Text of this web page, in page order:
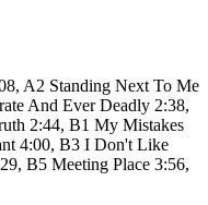
A2 Standing Next To Me
And Ever Deadly 2:38,
2:44, B1 My Mistakes
4:00, B3 I Don't Like
B5 Meeting Place 3:56,